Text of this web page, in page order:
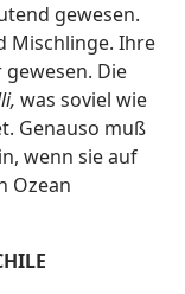
gewesen.
Mischlinge. Ihre
Die
was soviel wie
Genauso muß
wenn sie auf
Ozean